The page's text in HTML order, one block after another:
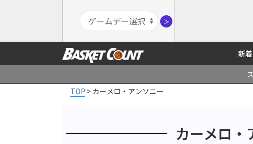
＞
新着
TOP > カーメロ・アンソニー
カーメロ・